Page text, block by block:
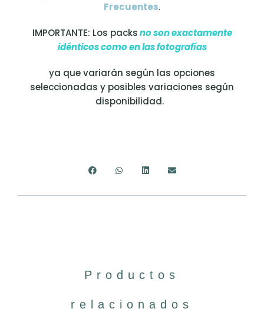
Frecuentes.
IMPORTANTE: Los packsno son exactamente
idénticos como en las fotografías
ya que variarán según las opciones
seleccionadas y posibles variaciones según
disponibilidad.
Productos
relacionados